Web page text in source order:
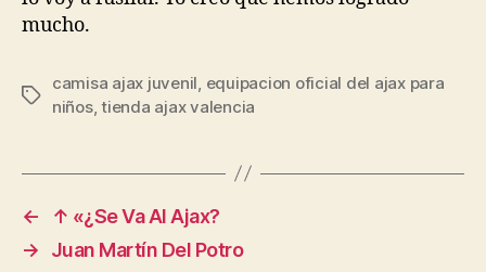
mucho.
Etiquetas
camisa ajax juvenil equipacion oficial del ajax para
niños,tienda ajax valencia
←
↑ «¿Se Va Al Ajax?
→
Juan Martín Del Potro